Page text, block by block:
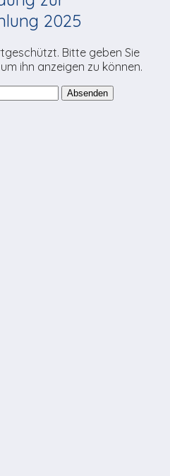
2025
Bitte geben Sie
ihn anzeigen zu können.